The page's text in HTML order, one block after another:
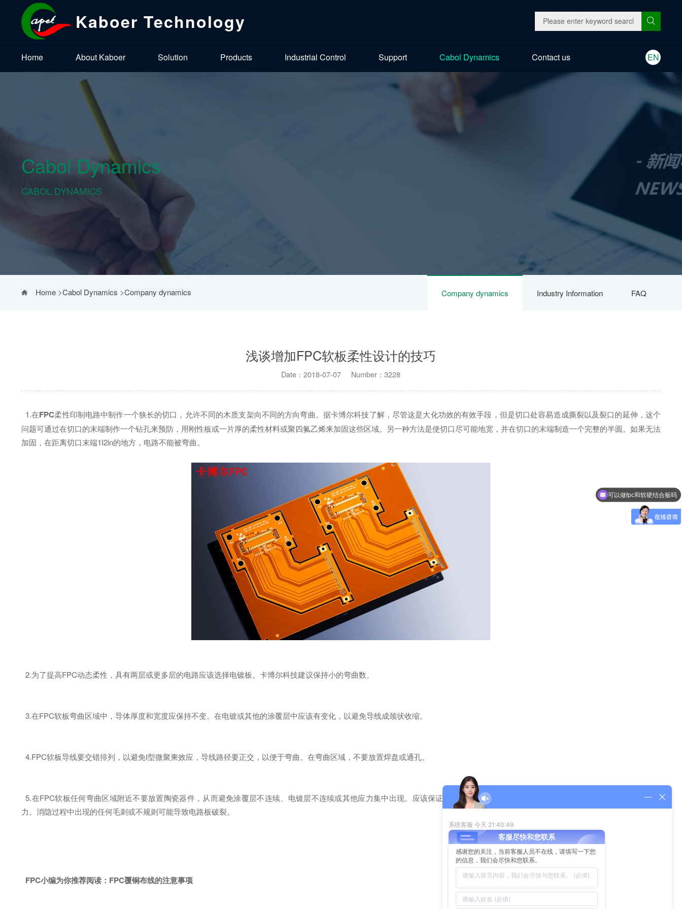
Kaboer Technology
Home About Kaboer Solution Products Industrial Control Support Cabol Dynamics Contact us EN
Cabol Dynamics
CABOL DYNAMICS
Company dynamics Industry Information FAQ
Home>Cabol Dynamics >Company dynamics
浅谈增加FPC软板柔性设计的技巧
Date：2018-07-07 Number：3228
1.在FPC柔性印制电路中制作一个狭长的切口，允许不同的木质支架向不同的方向弯曲。据卡博尔科技了解，尽管这是大化功效的有效手段，但是切口处容易造成撕裂以及裂口的延伸，这个
问题可通过在切口的末端制作一个钻孔来预防，用刚性板或一片厚的柔性材料或聚四氟乙烯来加固这些区域。另一种方法是使切口尽可能地宽，并在切口的末端制造一个完整的半圆。如果无法
加固，在距离切口末端1I2in的地方，电路不能被弯曲。
2.为了提高FPC动态柔性，具有两层或更多层的电路应该选择电镀板。卡博尔科技建议保持小的弯曲数。
3.在FPC软板弯曲区域中，导体厚度和宽度应保持不变。在电镀或其他的涂覆层中应该有变化，以避免导线成颈状收缩。
4.FPC软板导线要交错排列，以避免I型微聚柬效应，导线路径要正交，以便于弯曲。在弯曲区域，不要放置焊盘或通孔。
5.在FPC软板任何弯曲区域附近不要放置陶瓷器件，从而避免涂覆层不连续、电镀层不连续或其他应力集中出现。应该保证在完成的组装中没有扭曲。扭曲可能造成电路外边缘不应有的应
力。消隐过程中出现的任何毛刺或不规则可能导致电路板破裂。
FPC小编为你推荐阅读： FPC覆铜布线的注意事项
可以做fpc和软硬结合板吗